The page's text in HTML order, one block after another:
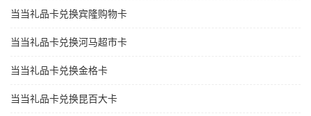
当当礼品卡兑换宾隆购物卡
当当礼品卡兑换河马超市卡
当当礼品卡兑换金格卡
当当礼品卡兑换昆百大卡